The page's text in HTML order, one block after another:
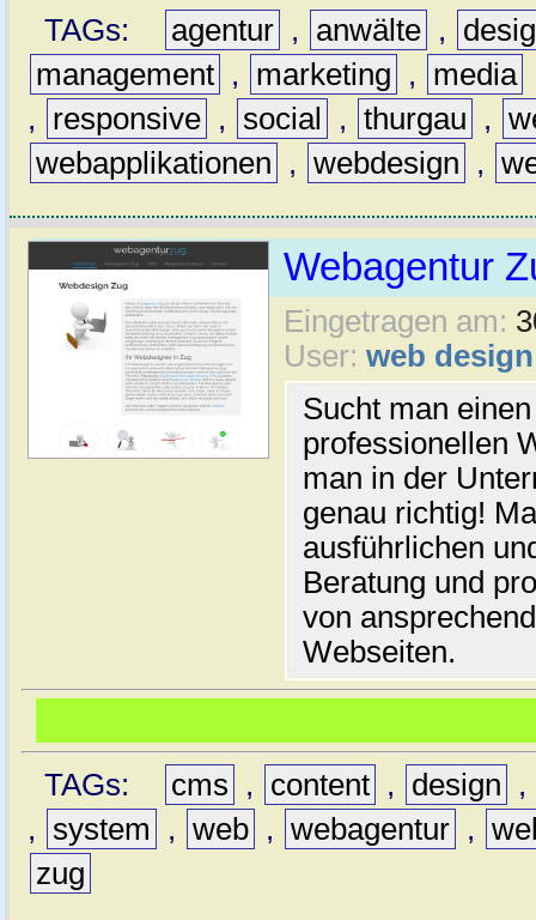
TAGs: agentur , anwälte ,
management , marketing , media
,
responsive , social , thurgau ,
webapplikationen
, webdesign ,
Webagentur
Eingetragen am:
User: web
Sucht man
professionellen
man in der
genau richtig!
ausführlichen
Beratung und
von
Webseiten.
TAGs: cms , content , design
,
,
system , web , webagentur ,
zug